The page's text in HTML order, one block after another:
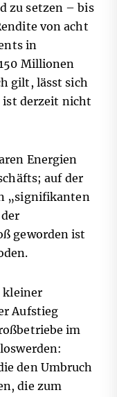
zu setzen – bis
von acht
in
Millionen
gilt, lässt sich
ist derzeit nicht
Energien
auf der
„signifikanten
geworden ist
kleiner
Aufstieg
im
den Umbruch
die zum